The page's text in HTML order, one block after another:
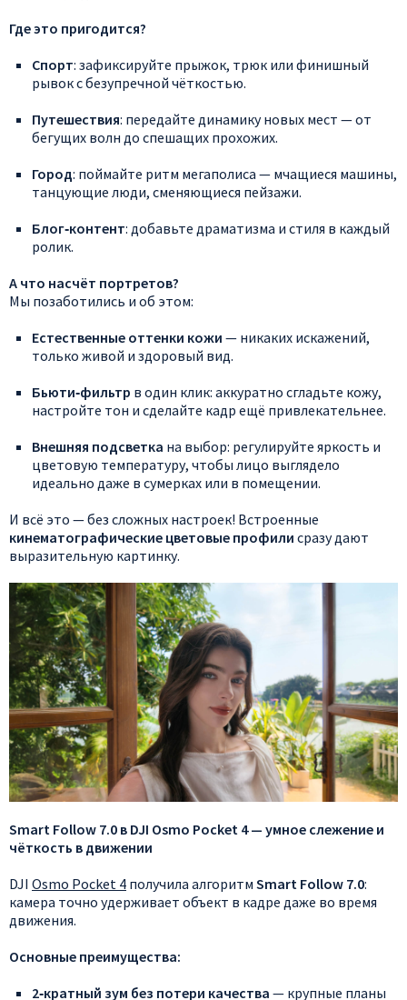
Гдеэто пригодится?
Спорт: зафиксируйте прыжок, трюк или финишный
рывоксбезупречной чёткостью.
Путешествия: передайте динамикуновых мест — от
бегущих волн до спешащих прохожих.
Город: поймайте ритм мегаполиса — мчащиеся машины,
танцующие люди, сменяющиеся пейзажи.
Блог‑контент: добавьте драматизма и стиля в каждый
ролик.
А что насчёт портретов?
Мы позаботились и об этом:
Естественные оттенки кожи — никаких искажений,
только живой и здоровый вид.
Бьюти‑фильтр в один клик: аккуратно сгладьте кожу,
настройте тон и сделайте кадр ещё привлекательнее.
Внешняя подсветка на выбор: регулируйте яркость и
цветовую температуру, чтобы лицо выглядело
идеально даже в сумерках или в помещении.
И всё это — без сложных настроек! Встроенные
кинематографические цветовые профили сразудают
выразительную картинку.
Smart Follow 7.0 в DJI Osmo Pocket 4— умное слежение и
чёткость в движении
DJI Osmo Pocket 4 получила алгоритм Smart Follow 7.0:
камера точно удерживает объект в кадре даже во время
движения.
Основные преимущества:
2‑кратный зум без потери качества — крупные планы